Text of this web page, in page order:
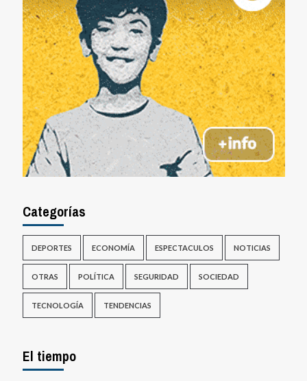
Categorías
DEPORTES ECONOMÍA ESPECTACULOS NOTICIAS
OTRAS POLÍTICA SEGURIDAD SOCIEDAD
TECNOLOGÍA TENDENCIAS
El tiempo